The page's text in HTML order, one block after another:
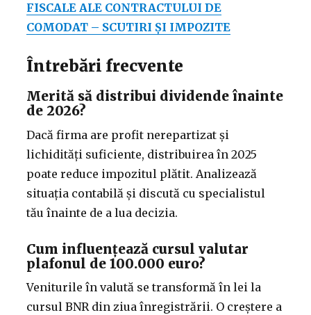
FISCALE ALE CONTRACTULUI DE
COMODAT – SCUTIRI ȘI IMPOZITE
Întrebări frecvente
Merită să distribui dividende înainte
de 2026?
Dacă firma are profit nerepartizat și
lichidități suficiente, distribuirea în 2025
poate reduce impozitul plătit. Analizează
situația contabilă și discută cu specialistul
tău înainte de a lua decizia.
Cum influențează cursul valutar
plafonul de 100.000 euro?
Veniturile în valută se transformă în lei la
cursul BNR din ziua înregistrării. O creștere a